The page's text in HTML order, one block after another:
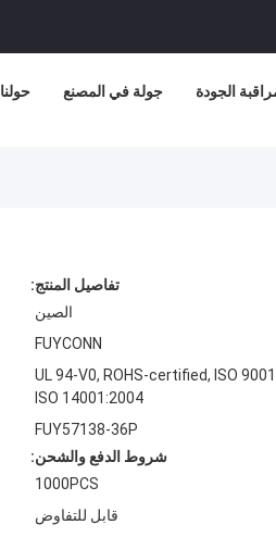
حولنا جولة في المصنع الجودة
تفاصيل المنتج:
الصين
FUYCONN
UL 94-V0, ROHS-certified, ISO
ISO 14001:2004
FUY57138-36P
شروط الدفع والشحن:
1000PCS
قابل للتفاوض